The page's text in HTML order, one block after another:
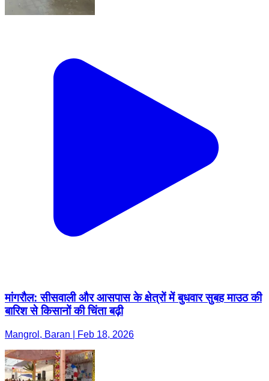
मांगरौल: सीसवाली और आसपास के क्षेत्रों में बुधवार सुबह माउठ की
बारिश से किसानों की चिंता बढ़ी
Mangrol, Baran | Feb 18, 2026